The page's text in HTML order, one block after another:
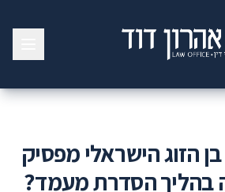
הזוג הישראלי מפסיק
בהליך הסדרת מעמד?